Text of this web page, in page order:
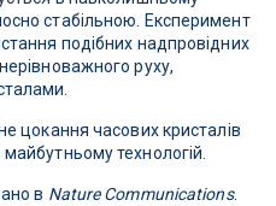
стабільною. Експеримент
подібних надпровідних
руху,
цокання часових кристалів
технологій.
в Nature Communications.